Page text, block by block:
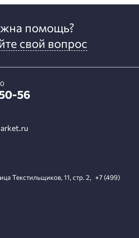
помощь?
свой вопрос
56
Текстильщиков, 11, стр. 2, +7 (499)